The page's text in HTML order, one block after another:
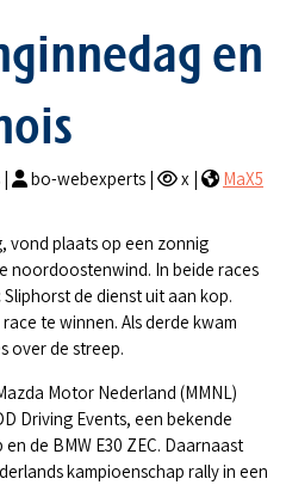
en
bo-webexperts | x |
MaX5
vond plaats op een zonnig
noordoostenwind. In beide races
de dienst uit aan kop.
te winnen. Als derde kwam
over de streep.
Motor Nederland (MMNL)
Driving Events, een bekende
de BMW E30 ZEC. Daarnaast
kampioenschap rally in een